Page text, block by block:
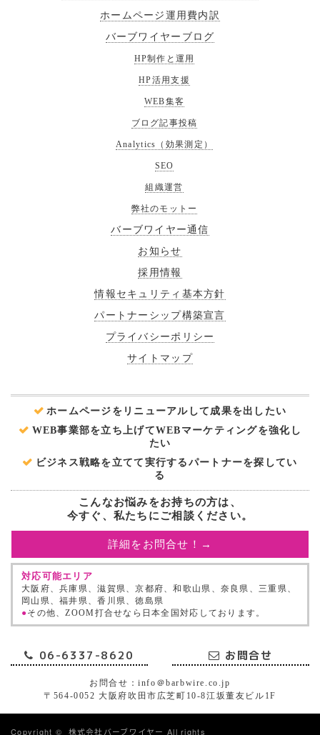
ホームページ運用費内訳
バーブワイヤーブログ
HP制作と運用
HP活用支援
WEB集客
ブログ記事投稿
Analytics（効果測定）
SEO
組織運営
弊社のモットー
バーブワイヤー通信
お知らせ
採用情報
情報セキュリティ基本方針
パートナーシップ構築宣言
プライバシーポリシー
サイトマップ
ホームページをリニューアルして成果を出したい
WEB事業部を立ち上げてWEBマーケティングを強化し
たい
ビジネス戦略を立てて実行するパートナーを探してい
る
こんなお悩みをお持ちの方は、
今すぐ、私たちにご相談ください。
詳細をお問合せ！→
対応可能エリア
大阪府、兵庫県、滋賀県、京都府、和歌山県、奈良県、三重県、
岡山県、福井県、香川県、徳島県
●その他、ZOOM打合せなら日本全国対応しております。
06-6337-8620 お問合せ
お問合せ：info＠barbwire.co.jp
〒564-0052 大阪府吹田市広芝町10-8江坂董友ビル1F
Copyright © 株式会社バーブワイヤー All rights